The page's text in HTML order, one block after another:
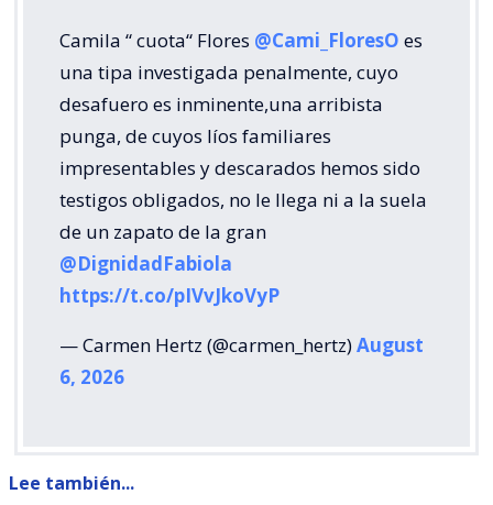
Camila “ cuota“ Flores @Cami_FloresO es
una tipa investigada penalmente, cuyo
desafuero es inminente,una arribista
punga, de cuyos líos familiares
impresentables y descarados hemos sido
testigos obligados, no le llega ni a la suela
de un zapato de la gran
@DignidadFabiola
https://t.co/pIVvJkoVyP
— Carmen Hertz (@carmen_hertz)August
6, 2026
Lee también...